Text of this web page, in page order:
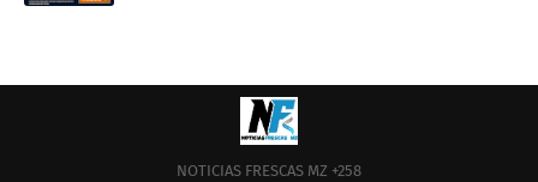
NOTICIAS FRESCAS MZ +258